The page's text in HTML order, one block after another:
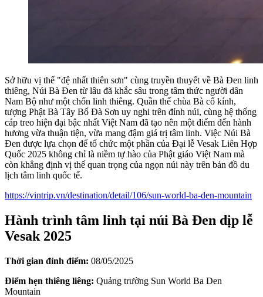
Sở hữu vị thế "đệ nhất thiên sơn" cùng truyền thuyết về Bà Đen linh
thiêng, Núi Bà Đen từ lâu đã khắc sâu trong tâm thức người dân
Nam Bộ như một chốn linh thiêng. Quần thể chùa Bà cổ kính,
tượng Phật Bà Tây Bổ Đà Sơn uy nghi trên đỉnh núi, cùng hệ thống
cáp treo hiện đại bậc nhất Việt Nam đã tạo nên một điểm đến hành
hương vừa thuận tiện, vừa mang đậm giá trị tâm linh. Việc Núi Bà
Đen được lựa chọn để tổ chức một phần của Đại lễ Vesak Liên Hợp
Quốc 2025 không chỉ là niềm tự hào của Phật giáo Việt Nam mà
còn khẳng định vị thế quan trọng của ngọn núi này trên bản đồ du
lịch tâm linh quốc tế.
https://vintrip.vn/destination/detail/106/sun-world-ba-den-mountain
Hành trình tâm linh tại núi Bà Đen dịp lễ
Vesak 2025
Thời gian đỉnh điểm: 08/05/2025
Điểm hẹn thiêng liêng: Quảng trường Sun World Ba Den
Mountain